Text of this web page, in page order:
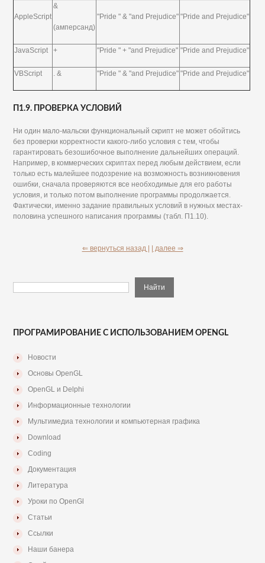
AppleScript
&
(амперсанд)
"Pride " & "and Prejudice" "Pride and Prejudice"
JavaScript + "Pride " + "and Prejudice" "Pride and Prejudice"
VBScript . & "Pride " & "and Prejudice" "Pride and Prejudice"
П1.9. ПРОВЕРКА УСЛОВИЙ
Ни один мало-мальски функциональный скрипт не может обойтись
без проверки корректности какого-либо условия с тем, чтобы
гарантировать безошибочное выполнение дальнейших операций.
Например, в коммерческих скриптах перед любым действием, если
только есть малейшее подозрение на возможность возникновения
ошибки, сначала проверяются все необходимые для его работы
условия, и только потом выполнение программы продолжается.
Фактически, именно задание правильных условий в нужных местах-
половина успешного написания программы (табл. П1.10).
⇐ вернуться назад | | далее ⇒
ПРОГРАМИРОВАНИЕ С ИСПОЛЬЗОВАНИЕМ OPENGL
Новости
Основы OpenGL
OpenGL и Delphi
Информационные технологии
Мультимедиа технологии и компьютерная графика
Download
Coding
Документация
Литература
Уроки по OpenGl
Статьи
Ссылки
Наши банера